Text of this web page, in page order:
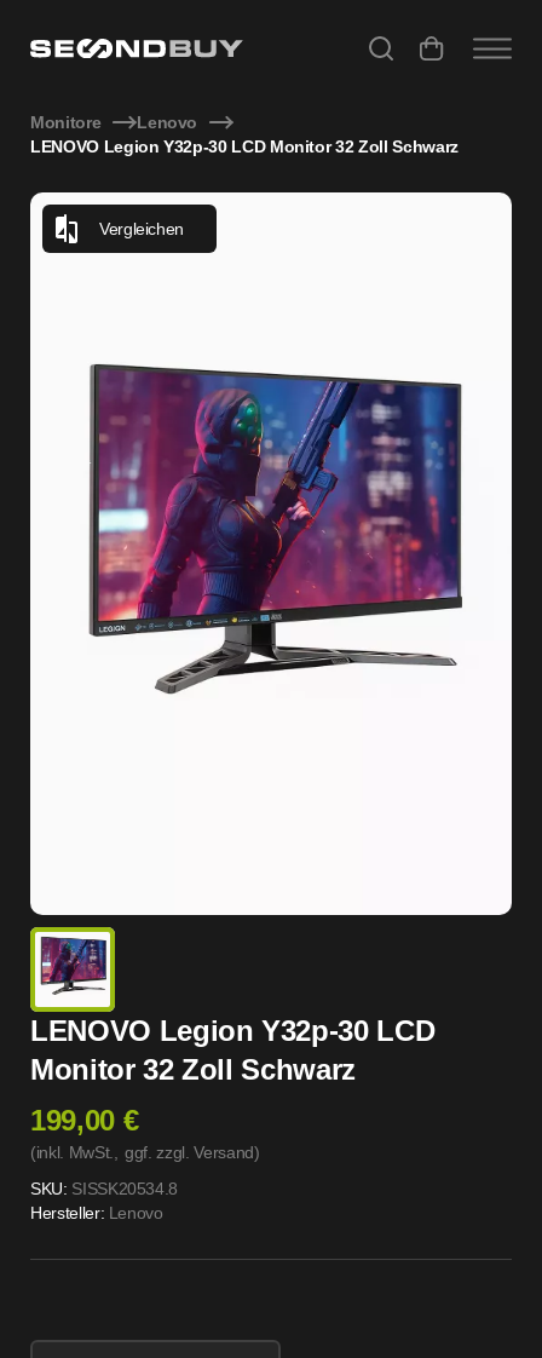
Monitore
Lenovo
LENOVO Legion Y32p-30 LCD Monitor 32 Zoll Schwarz
Vergleichen
LENOVO Legion Y32p-30 LCD
Monitor 32 Zoll Schwarz
199,00 €
(inkl. MwSt., ggf. zzgl. Versand)
SKU: SISSK20534.8
Hersteller: Lenovo